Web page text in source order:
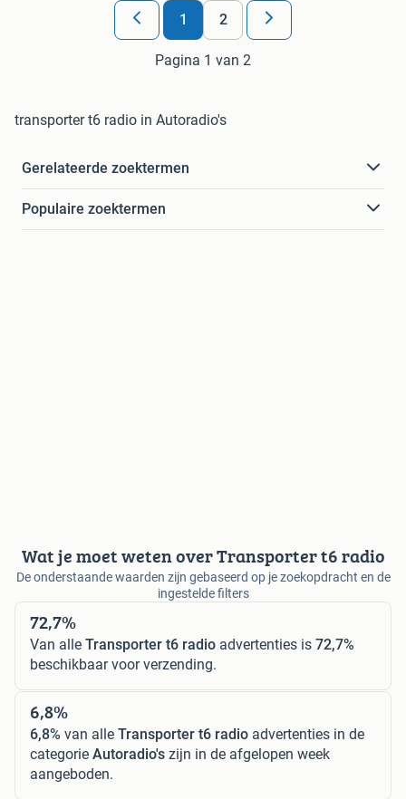
1 2
Pagina 1 van 2
transporter t6 radio in Autoradio's
Gerelateerde zoektermen
Populaire zoektermen
Wat je moet weten over Transporter t6 radio
De onderstaande waarden zijn gebaseerd op je zoekopdracht en de
ingestelde filters
72,7%
Van alle Transporter t6 radio advertenties is 72,7%
beschikbaar voor verzending.
6,8%
6,8% van alle Transporter t6 radio advertenties in de
categorie Autoradio's zijn in de afgelopen week
aangeboden.